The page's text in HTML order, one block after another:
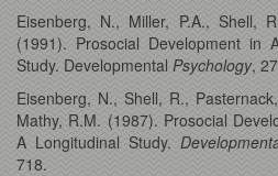
Eisenberg, N., Miller, P.A., Shell,
(1991). Prosocial Development in
Study. Developmental Psychology,
Eisenberg, N., Shell, R.,
Mathy, R.M. (1987). Prosocial
A Longitudinal Study.
718.